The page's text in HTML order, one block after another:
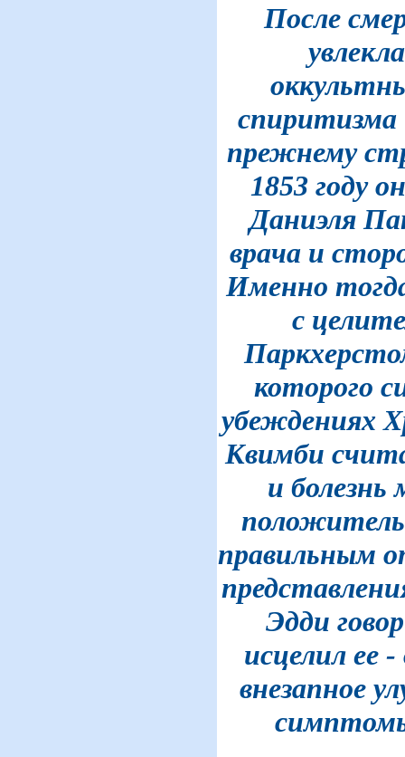
После
спиритизма
прежнему
1853 году
Даниэля
врача и
Именно
с
которого
убеждениях
Квимби
и
правильным
Эдди
исцелил ее
внезапное